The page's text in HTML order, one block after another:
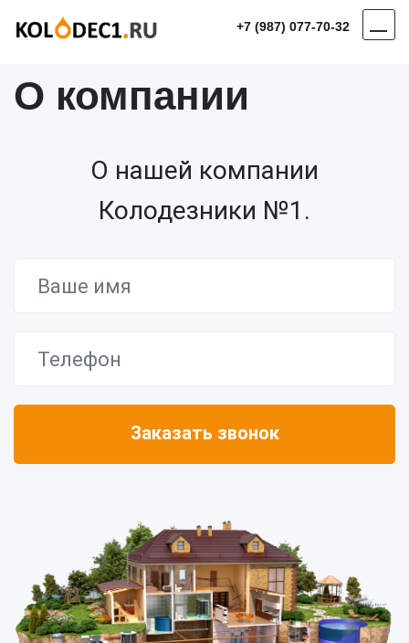
+7 (987) 077-70-32
О компании
О нашей компании
Колодезники №1.